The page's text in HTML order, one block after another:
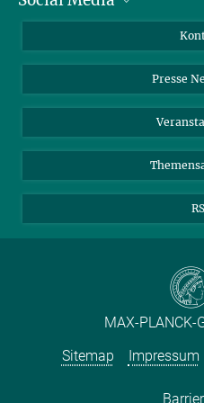
Meldestelle Fehlverhalten
YouTube
Presse
MAX-PLANCK-
Sitemap
Impressum